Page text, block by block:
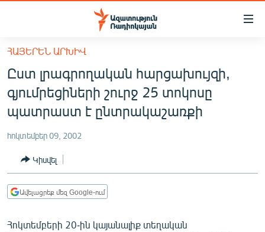
Մատչելիության
հիմնական
բովանդակությանը
հիմնական
մենյուին
ՀԱՅԱՍՏԱՆ
ՔԱՂԱՔԱԿԱՆ
ՀԱՍԱՐԱԿՈՒԹՅՈՒՆ
ՏՆՏԵՍՈՒԹՅՈՒՆ
ՀԱՅԵՐԵՆ ԱՐԽԻՎ
Ըստ լրագրողական հարցախույզի,
գյումրեցիների շուրջ 25 տոկոսը
պատրաստ է ընտրակաշառքի
հոկտեմբեր 09, 2002
Կիսվել
Ավելացրեք մեզ Google-ում
Հոկտեմբերի 20-ին կայանալիք տեղական